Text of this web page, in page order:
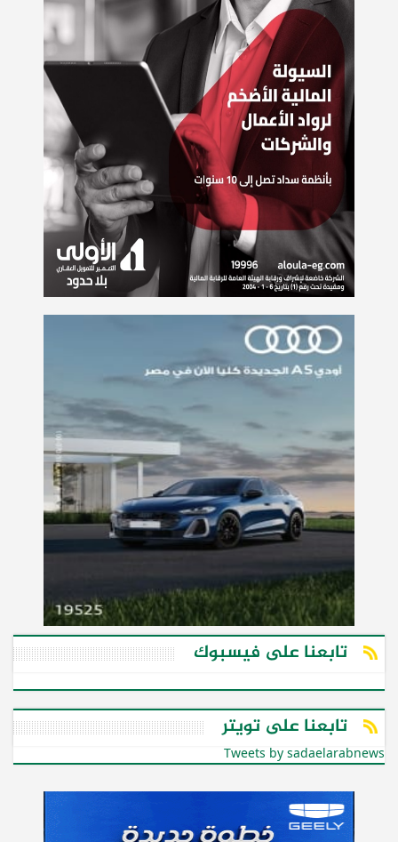
تابعنا على فيسبوك
تابعنا على تويتر
Tweets by sadaelarabnews